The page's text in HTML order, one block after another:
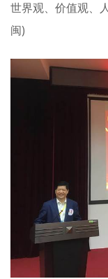
世界观、价值观、
闽)